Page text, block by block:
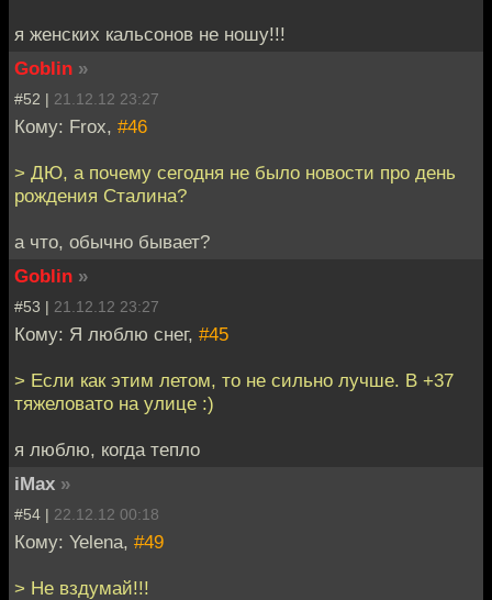
я женских кальсонов не ношу!!!
Goblin »
#52 | 21.12.12 23:27
Кому: Frox, #46
> ДЮ, а почему сегодня не было новости про день
рождения Сталина?
а что, обычно бывает?
Goblin »
#53 | 21.12.12 23:27
Кому: Я люблю снег, #45
> Если как этим летом, то не сильно лучше. В +37
тяжеловато на улице :)
я люблю, когда тепло
iMax »
#54 | 22.12.12 00:18
Кому: Yelena, #49
> Не вздумай!!!